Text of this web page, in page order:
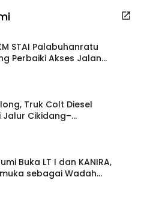
STAI Palabuhanratu
Perbaiki Akses Jalan
Sagaranten
Truk Colt Diesel
Cikidang–
Buka LT I dan KANIRA,
sebagai Wadah